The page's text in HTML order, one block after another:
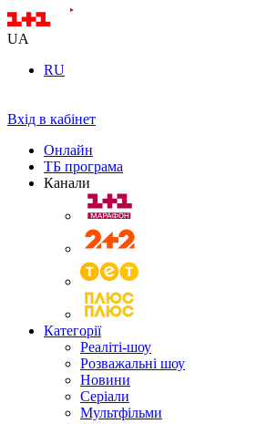
UA
RU
Вхід в кабінет
Онлайн
ТБ програма
Канали
Категорії
Реаліті-шоу
Розважальні шоу
Новини
Серіали
Мультфільми